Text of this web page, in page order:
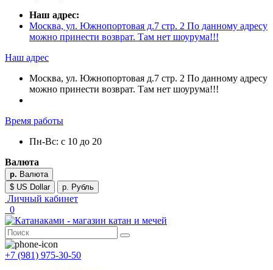
Наш адрес:
Москва, ул. Южнопортовая д.7 стр. 2 По данному адресу
можно принести возврат. Там нет шоурума!!!
Наш адрес
Москва, ул. Южнопортовая д.7 стр. 2 По данному адресу
можно принести возврат. Там нет шоурума!!!
Время работы
Пн-Вс: с 10 до 20
Валюта
р. Валюта
$ US Dollar
р. Рубль
Личный кабинет
0
+7 (981) 975-30-50